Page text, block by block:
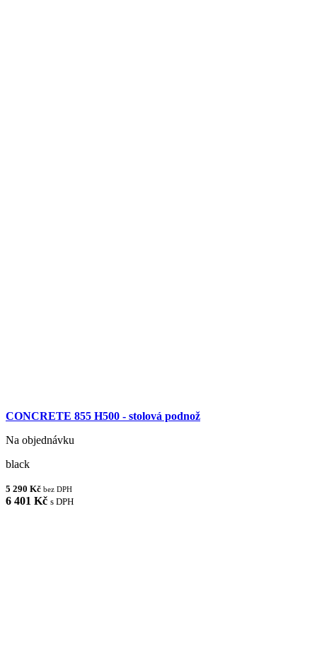
CONCRETE 855 H500 - stolová podnož
Na objednávku
black
5 290 Kč bez DPH
6 401 Kč s DPH